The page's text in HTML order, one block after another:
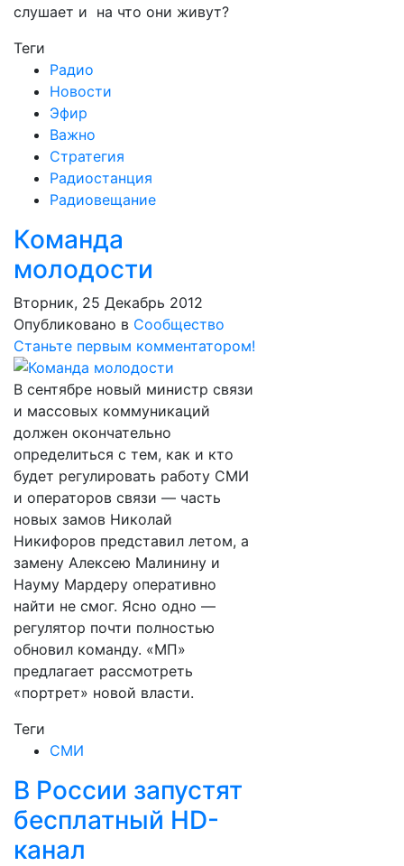
слушает и на что они живут?
Теги
Радио
Новости
Эфир
Важно
Стратегия
Радиостанция
Радиовещание
Команда
молодости
Вторник, 25 Декабрь 2012
Опубликовано в Сообщество
Станьте первым комментатором!
В сентябре новый министр связи
и массовых коммуникаций
должен окончательно
определиться с тем, как и кто
будет регулировать работу СМИ
и операторов связи — часть
новых замов Николай
Никифоров представил летом, а
замену Алексею Малинину и
Науму Мардеру оперативно
найти не смог. Ясно одно —
регулятор почти полностью
обновил команду. «МП»
предлагает рассмотреть
«портрет» новой власти.
Теги
СМИ
В России запустят
бесплатный HD-
канал